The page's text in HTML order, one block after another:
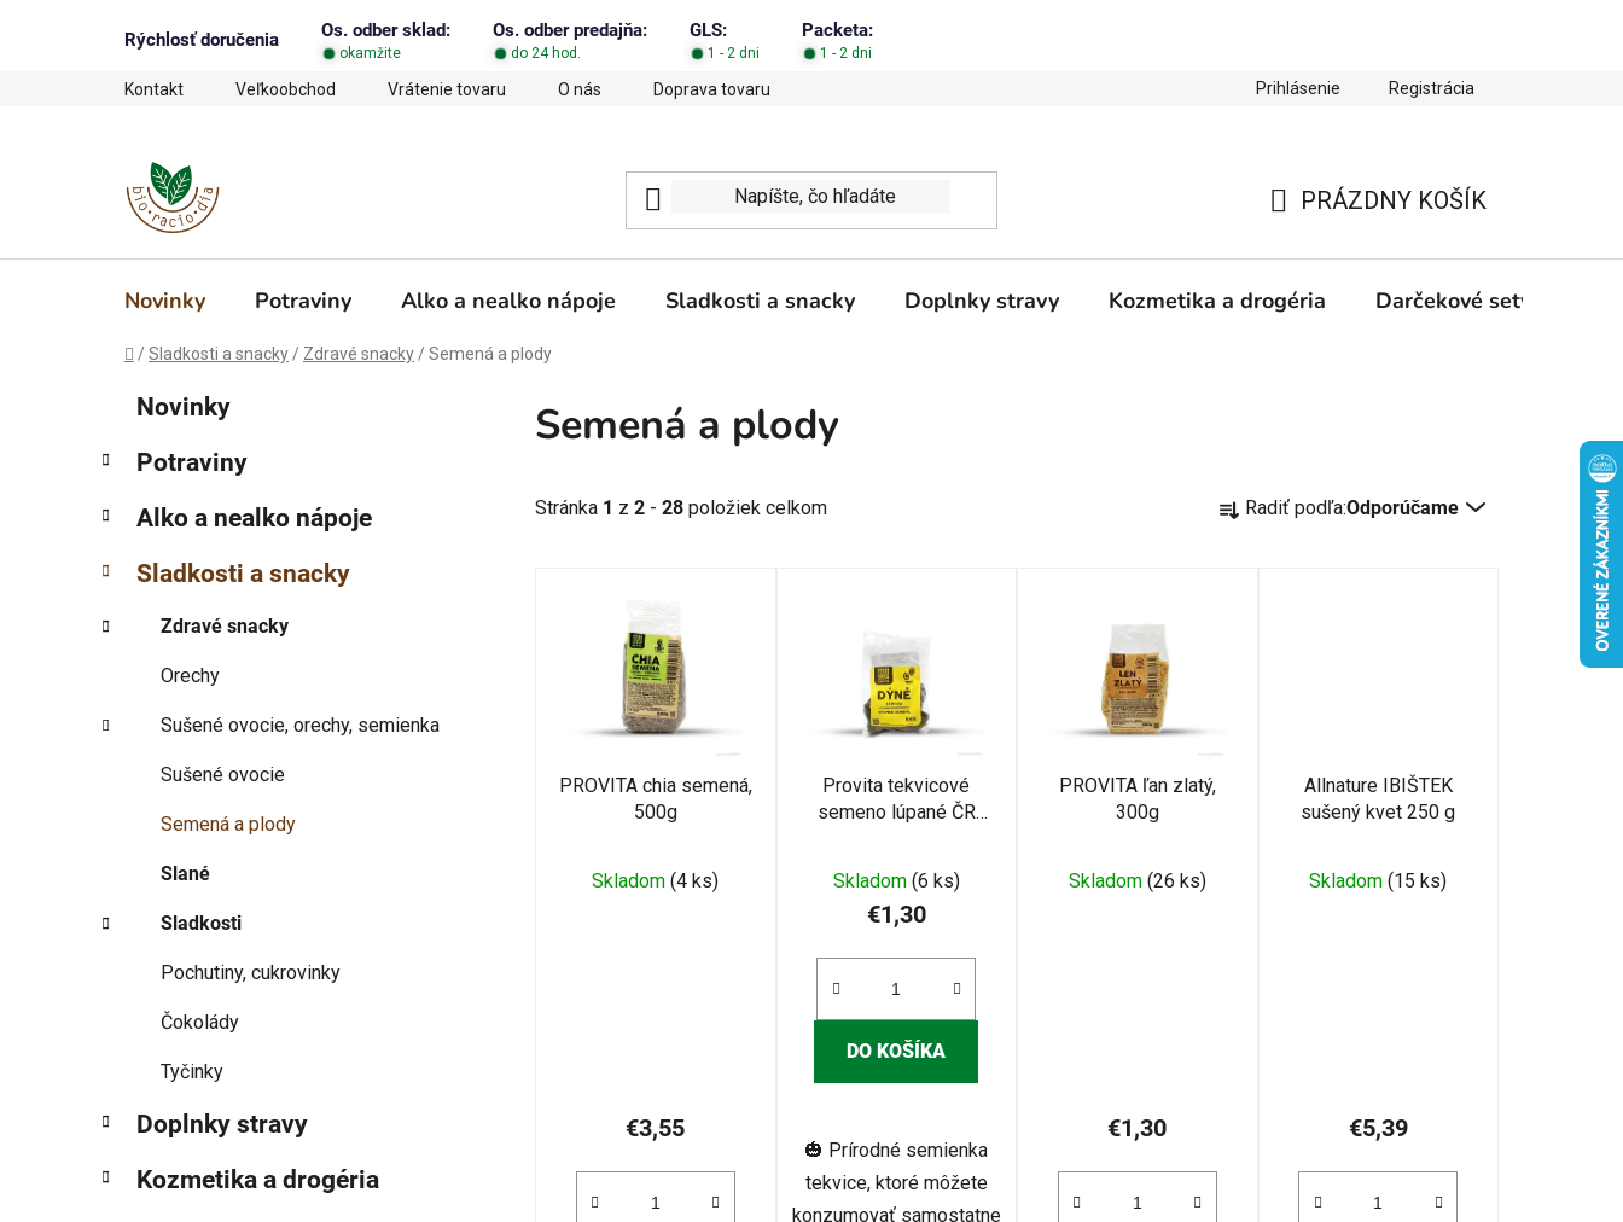
Rýchlosť doručenia Os. odber sklad: Os. odber predajňa: GLS: Packeta:
okamžite do 24 hod. 1 - 2 dni 1 - 2 dni
Kontakt Veľkoobchod Vrátenie tovaru O nás Doprava tovaru Podmienky ochrany osobných údajov Zľava 10 % na prvý nákup
Prihlásenie Registrácia
KOŠÍK
PRÁZDNY KOŠÍK
Novinky Potraviny Alko a nealko nápoje Sladkosti a snacky Doplnky stravy Kozmetika a drogéria Darčekové sety
Domov
/Sladkosti a snacky / Zdravé snacky /Semená a plody
č
ý
a
n
e
kategórie
e
ó
i
Novinky
Potraviny
Alko a nealko nápoje
Sladkosti a snacky
Zdravé snacky
Orechy
Sušené ovocie, orechy, semienka
Sušené ovocie
Semená a plody
Slané
Sladkosti
Pochutiny, cukrovinky
Čokolády
Tyčinky
Doplnky stravy
Kozmetika a drogéria
Semená a plody
Stránka 1 z 2 - 28 položiek celkom
a Radiť podľa:Odporúčame
PROVITA chia semená,
500g
Skladom(4 ks)
€3,55
Provita tekvicové
semeno lúpané ČR
Skladom (6 ks)
€1,30
DO KOŠÍKA
🎃 Prírodné semienka
tekvice, ktoré môžete
konzumovať samostatne
PROVITA ľan zlatý,
300g
Skladom (26 ks)
€1,30
Allnature IBIŠTEK
sušený kvet 250 g
Skladom(15 ks)
€5,39